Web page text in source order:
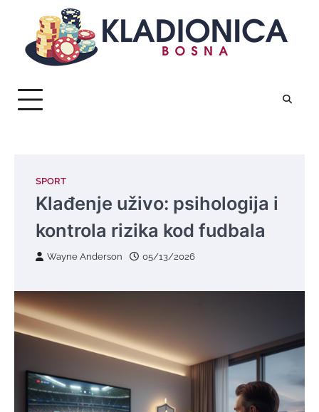
content
SPORT
Klađenje uživo: psihologija i
kontrola rizika kod fudbala
Wayne Anderson 05/13/2026